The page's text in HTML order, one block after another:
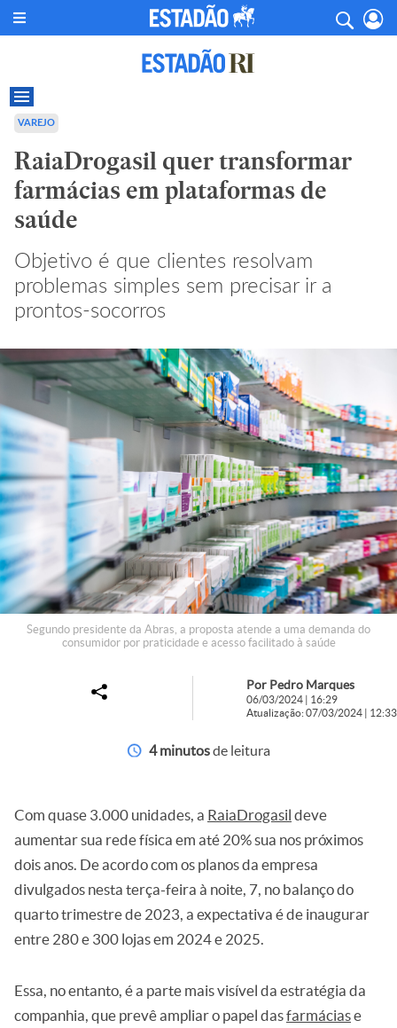
VAREJO
RaiaDrogasil quer transformar
farmácias em plataformas de
saúde
Objetivo é que clientes resolvam
problemas simples sem precisar ir a
prontos-socorros
Segundo presidente da Abras, a proposta atende a uma demanda do
consumidor por praticidade e acesso facilitado à saúde
Por Pedro Marques
06/03/2024 | 16:29
Atualização: 07/03/2024 | 12:33
4 minutosde leitura
Com quase 3.000 unidades, a RaiaDrogasil deve
aumentar sua rede física em até 20% sua nos próximos
dois anos. De acordo com os planos da empresa
divulgados nesta terça-feira à noite, 7, no balanço do
quarto trimestre de 2023, a expectativa é de inaugurar
entre 280 e 300 lojas em 2024 e 2025.
Essa, no entanto, é a parte mais visível da estratégia da
companhia, que prevê ampliar o papel dasfarmáciase